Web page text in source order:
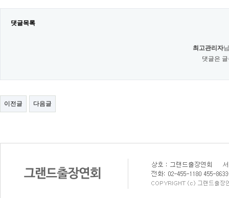
댓글목록
최고관리자
댓글은
이전글 다음글